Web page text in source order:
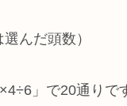
んだ頭数）
」で20通り